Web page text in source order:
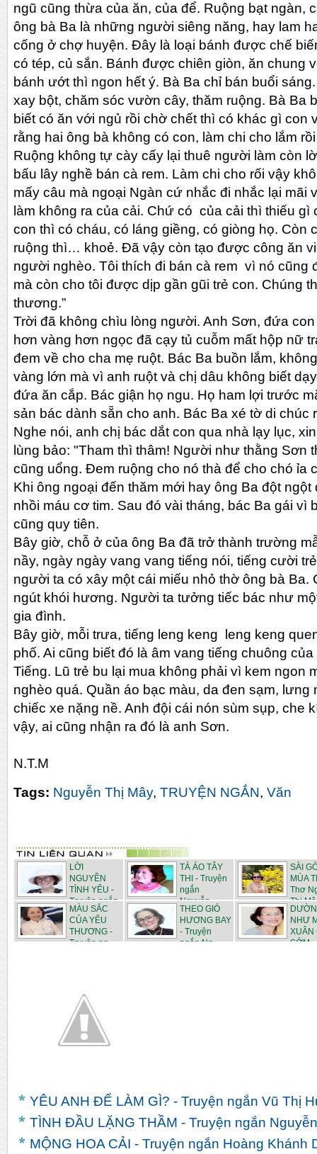
ngũ cũng thừa của ăn, của để. Ruộng bạt ngàn,
ông bà Ba là những người siêng năng, hay lam
cống ở chợ huyện. Đây là loại bánh được chế
có tép, củ sắn. Bánh được chiên giòn, ăn chung
bánh ướt thì ngon hết ý. Bà Ba chỉ bán buổi
xay bột, chăm sóc vườn cây, thăm ruộng. Bà Ba
biết có ăn với ngủ rồi chờ chết thì có khác gì con
rằng hai ông bà không có con, làm chi cho lắm
Ruộng không tự cày cấy lại thuê người làm còn
bấu lây nghề bán cà rem. Làm chi cho rối vậy
mấy câu mà ngoại Ngàn cứ nhắc đi nhắc lại mãi
làm không ra của cải. Chứ có của cải thì thiếu gì
con thì có cháu, có láng giềng, có giòng họ. Còn
ruộng thì… khoẻ. Đã vậy còn tạo được công ăn
người nghèo. Tôi thích đi bán cà rem vì nó cũng
mà còn cho tôi được dịp gần gũi trẻ con. Chúng
thương.”
Trời đã không chìu lòng người. Anh Sơn, đứa
hơn vàng hơn ngọc đã cạy tủ cuỗm mất hộp nữ
đem về cho cha mẹ ruột. Bác Ba buồn lắm,
vàng lớn mà vì anh ruột và chị dâu không biết
đứa ăn cắp. Bác giận họ ngu. Họ ham lợi trước
sản bác dành sẵn cho anh. Bác Ba xé tờ di chúc
Nghe nói, anh chị bác dắt con qua nhà lạy lục,
lùng bảo: "Tham thì thâm! Người như thằng Sơn
cũng uổng. Đem ruộng cho nó thà để cho chó ỉa
Khi ông ngoại đến thăm mới hay ông Ba đột
nhồi máu cơ tim. Sau đó vài tháng, bác Ba gái vì
cũng quy tiên.
Bây giờ, chỗ ở của ông Ba đã trở thành trường
nầy, ngày ngày vang vang tiếng nói, tiếng cười
người ta có xây một cái miếu nhỏ thờ ông bà Ba.
ngút khói hương. Người ta tưởng tiếc bác như
gia đình.
Bây giờ, mỗi trưa, tiếng leng keng leng keng
phố. Ai cũng biết đó là âm vang tiếng chuông
Tiếng. Lũ trẻ bu lại mua không phải vì kem ngon
nghèo quá. Quần áo bạc màu, da đen sạm,
chiếc xe nặng nề. Anh đội cái nón sùm sụp, che
vậy, ai cũng nhận ra đó là anh Sơn.
N.T.M
Tags: Nguyễn Thị Mây, TRUYỆN NGẮN, Văn
LỜI
NGUYỀN
TÌNH YÊU -
Truyện ngắn
N...
TÀ ÁO TÂY
THI - Truyện
ngắn
Nguyễn ...
SÀI
MÙA
Thơ
Thị
MÀU SẮC
CỦA YÊU
THƯƠNG -
Truyện ng...
THEO GIÓ
HƯƠNG BAY
- Truyện
ngắn Ng...
NHƯ
XUÂN
SỚM -
YÊU ANH ĐỂ LÀM GÌ? - Truyện ngắn Vũ Thị
TÌNH ĐẦU LẶNG THẦM - Truyện ngắn
MỘNG HOA CẢI - Truyện ngắn Hoàng Khánh